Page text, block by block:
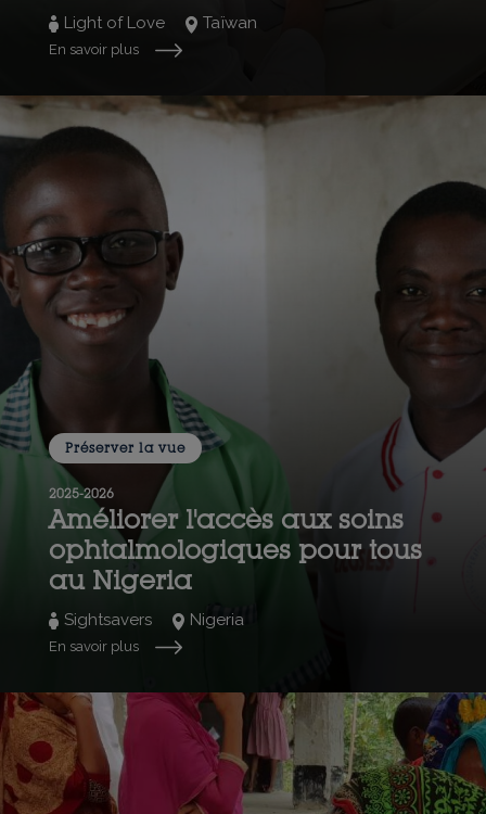
Light of Love Taïwan
En savoir plus
Préserver la vue
2025-2026
Améliorer l'accès aux soins
ophtalmologiques pour tous
au Nigeria
Sightsavers Nigeria
En savoir plus